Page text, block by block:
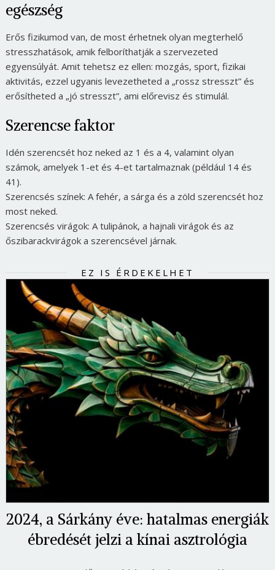
egészség
Erős fizikumod van, de most érhetnek olyan megterhelő
stresszhatások, amik felboríthatják a szervezeted
egyensúlyát. Amit tehetsz ez ellen: mozgás, sport, fizikai
aktivitás, ezzel ugyanis levezetheted a „rossz stresszt” és
erősítheted a „jó stresszt”, ami előrevisz és stimulál.
Szerencse faktor
Idén szerencsét hoz neked az 1 és a 4, valamint olyan
számok, amelyek 1-et és 4-et tartalmaznak (például 14 és
41).
Szerencsés színek: A fehér, a sárga és a zöld szerencsét hoz
most neked.
Szerencsés virágok: A tulipánok, a hajnali virágok és az
őszibarackvirágok a szerencsével járnak.
EZ IS ÉRDEKELHET
2024, a Sárkány éve: hatalmas energiák
ébredését jelzi a kínai asztrológia